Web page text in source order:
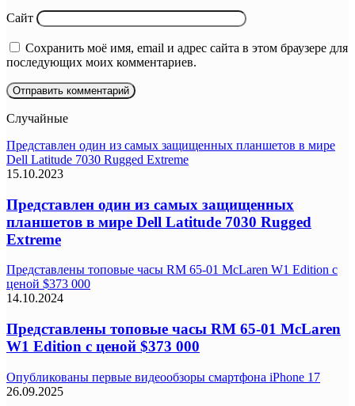
Сайт
Сохранить моё имя, email и адрес сайта в этом браузере для
последующих моих комментариев.
Случайные
Представлен один из самых защищенных планшетов в мире
Dell Latitude 7030 Rugged Extreme
15.10.2023
Представлен один из самых защищенных
планшетов в мире Dell Latitude 7030 Rugged
Extreme
Представлены топовые часы RM 65-01 McLaren W1 Edition с
ценой $373 000
14.10.2024
Представлены топовые часы RM 65-01 McLaren
W1 Edition с ценой $373 000
Опубликованы первые видеообзоры смартфона iPhone 17
26.09.2025